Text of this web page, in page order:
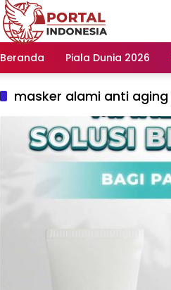
Beranda
Piala Dunia 2026
masker alami anti aging